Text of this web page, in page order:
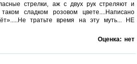
стрелки, аж с двух рук стреляют и
сладком розовом цвете....Написано
тратьте время на эту муть... НЕ
Оценка: нет